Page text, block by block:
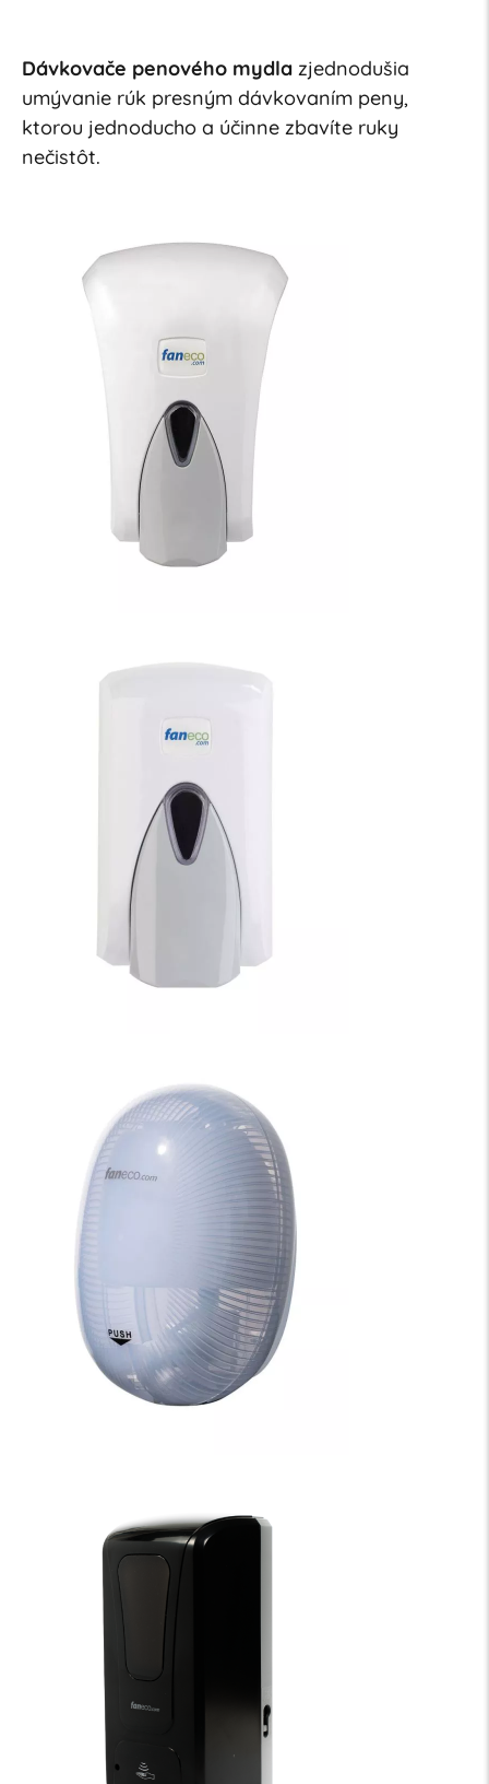
Dávkovače penového mydlazjednodušia
umývanie rúk presným dávkovaním peny,
ktorou jednoducho a účinne zbavíte ruky
nečistôt.